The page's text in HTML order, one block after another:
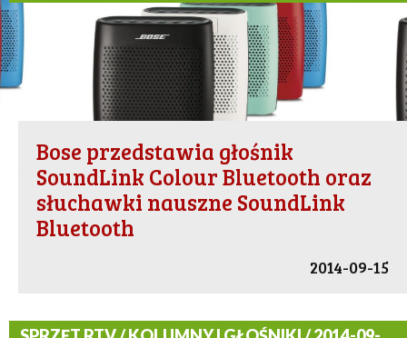
Bose przedstawia głośnik
SoundLink Colour Bluetooth oraz
słuchawki nauszne SoundLink
Bluetooth
2014-09-15